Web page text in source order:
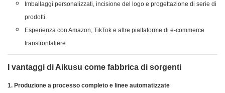
Imballaggi personalizzati, incisione del logo e progettazione di serie di
prodotti.
Esperienza con Amazon, TikTok e altre piattaforme di e-commerce
transfrontaliere.
I vantaggi di Aikusu come fabbrica di sorgenti
1. Produzione a processo completo e linee automatizzate